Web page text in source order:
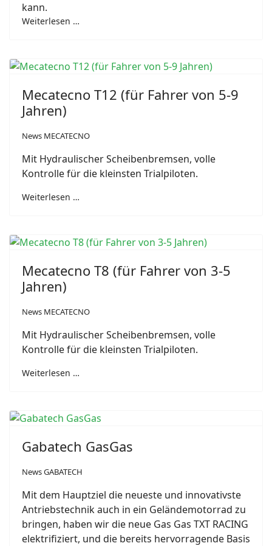
kann.
Weiterlesen …
Mecatecno T12 (für Fahrer von 5-9
Jahren)
News MECATECNO
Mit Hydraulischer Scheibenbremsen, volle
Kontrolle für die kleinsten Trialpiloten.
Weiterlesen …
Mecatecno T8 (für Fahrer von 3-5
Jahren)
News MECATECNO
Mit Hydraulischer Scheibenbremsen, volle
Kontrolle für die kleinsten Trialpiloten.
Weiterlesen …
Gabatech GasGas
News GABATECH
Mit dem Hauptziel die neueste und innovativste
Antriebstechnik auch in ein Geländemotorrad zu
bringen, haben wir die neue Gas Gas TXT RACING
elektrifiziert, und die bereits hervorragende Basis